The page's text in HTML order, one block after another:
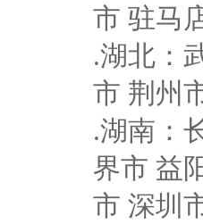
市 驻马
.湖北：
市 荆州
.湖南：
界市 益
市 深圳